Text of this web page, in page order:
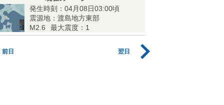
発生時刻：04月08日03:00頃
震源地：渡島地方東部
M2.6
最大震度：1
前日 翌日